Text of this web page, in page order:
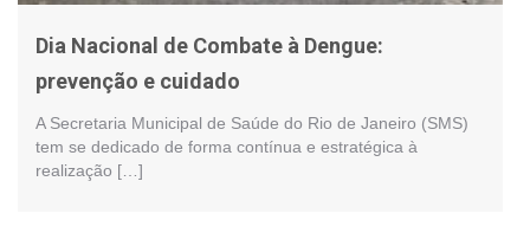
Dia Nacional de Combate à Dengue:
prevenção e cuidado
A Secretaria Municipal de Saúde do Rio de Janeiro (SMS)
tem se dedicado de forma contínua e estratégica à
realização […]